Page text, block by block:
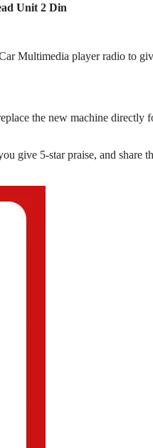
Unit 2 Din
Multimedia player radio to
the new machine directly
give 5-star praise, and share